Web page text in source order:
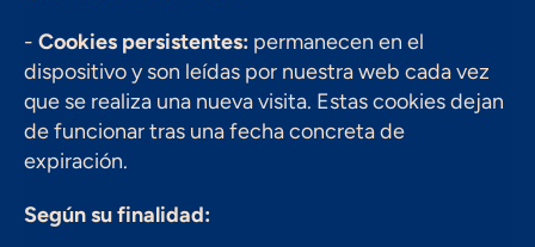
- Cookies persistentes: permanecen en el
dispositivo y son leídas por nuestra web cada vez
que se realiza una nueva visita. Estas cookies dejan
de funcionar tras una fecha concreta de
expiración.
Según su finalidad: